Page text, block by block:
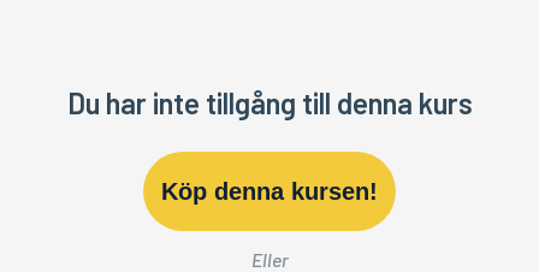
Du har inte tillgång till denna kurs
Köp denna kursen!
Eller